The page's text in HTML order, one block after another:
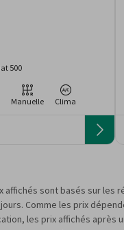
500
Manuelle Clima
affichés sont basés sur les
Comme les prix
les prix affichés après